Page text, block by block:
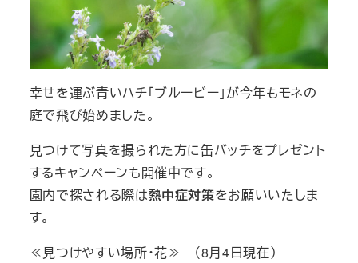
幸せを運ぶ青いハチ「ブルービー」が今年もモネの
庭で飛び始めました。
見つけて写真を撮られた方に缶バッチをプレゼント
するキャンペーンも開催中です。
園内で探される際は熱中症対策をお願いいたしま
す。
≪見つけやすい場所・花≫ （8月4日現在）